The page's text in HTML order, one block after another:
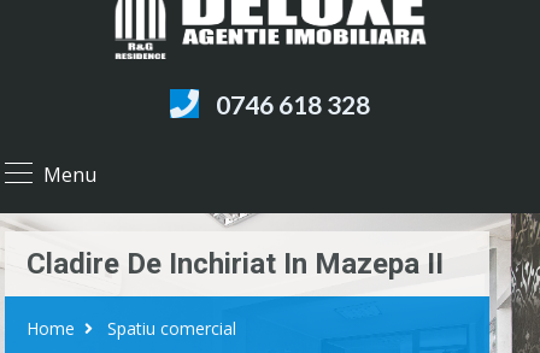
0746 618 328
Menu
Cladire De Inchiriat In Mazepa II
Home Spatiu comercial